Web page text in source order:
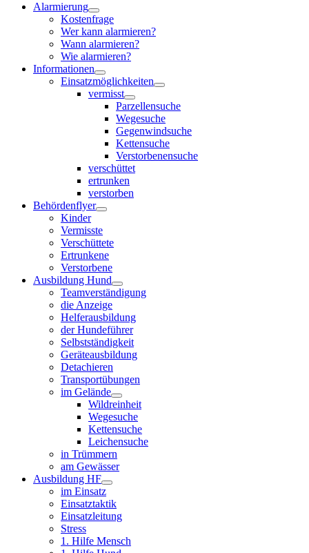
Alarmierung
Kostenfrage
Wer kann alarmieren?
Wann alarmieren?
Wie alarmieren?
Informationen
Einsatzmöglichkeiten
vermisst
Parzellensuche
Wegesuche
Gegenwindsuche
Kettensuche
Verstorbenensuche
verschüttet
ertrunken
verstorben
Behördenflyer
Kinder
Vermisste
Verschüttete
Ertrunkene
Verstorbene
Ausbildung Hund
Teamverständigung
die Anzeige
Helferausbildung
der Hundeführer
Selbstständigkeit
Geräteausbildung
Detachieren
Transportübungen
im Gelände
Wildreinheit
Wegesuche
Kettensuche
Leichensuche
in Trümmern
am Gewässer
Ausbildung HF
im Einsatz
Einsatztaktik
Einsatzleitung
Stress
1. Hilfe Mensch